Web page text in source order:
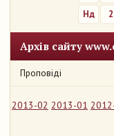
Нд
2
Архів сайту
Проповіді
2013-02 2013-01